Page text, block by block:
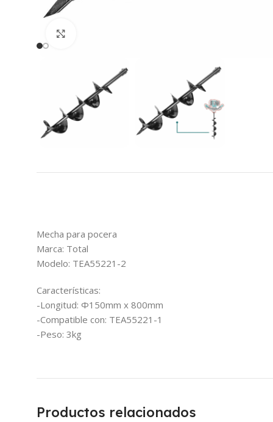
Mecha para pocera
Marca: Total
Modelo: TEA55221-2
Características:
-Longitud: Φ150mm x 800mm
-Compatible con: TEA55221-1
-Peso: 3kg
Productos relacionados